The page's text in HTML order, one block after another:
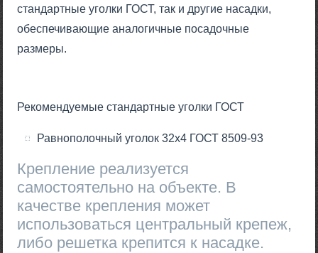
стандартные уголки ГОСТ, так и другие насадки,
обеспечивающие аналогичные посадочные
размеры.
Рекомендуемые стандартные уголки ГОСТ
Равнополочный уголок 32х4 ГОСТ 8509-93
Крепление реализуется
самостоятельно на объекте. В
качестве крепления может
использоваться центральный крепеж,
либо решетка крепится к насадке.